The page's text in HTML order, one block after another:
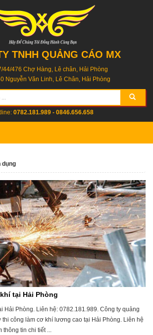
TNHH QUẢNG CÁO MX
44/476 Chợ Hàng, Lê chân, Hải Phòng
Nguyễn Văn Linh, Lê Chân, Hải Phòng
0782.181.989 - 0846.656.658
dụng
tại Hải Phòng
Hải Phòng. Liên hệ: 0782.181.989. Công ty quảng
thi công làm cơ khí lương cao tại Hải Phòng. Liên hệ
thông tin chi tiết ...